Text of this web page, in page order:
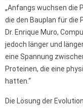
„Anfangs wuchsen die
die den Bauplan für die
Dr. Enrique Muro,
jedoch länger und
eine Spannung
Proteinen, die eine
hatten.“
Die Lösung der